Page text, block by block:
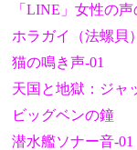
「LINE」女性の
ホラガイ（法螺貝）
猫の鳴き声-01
天国と地獄：ジャ
ビッグベンの鐘
潜水艦ソナー音-01